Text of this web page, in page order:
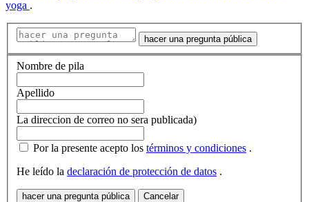
yoga .
hacer una pregunta pública
Nombre de pila
Apellido
La direccion de correo no sera publicada)
Por la presente acepto los términos y condiciones .
He leído la declaración de protección de datos .
hacer una pregunta pública Cancelar